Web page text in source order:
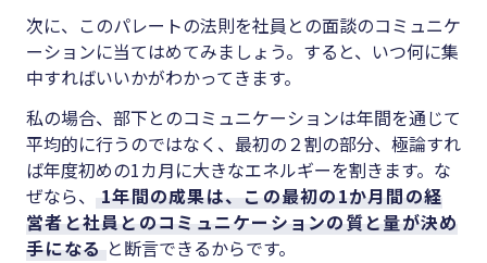
次に、このパレートの法則を社員との面談のコミュニケ
ーションに当てはめてみましょう。すると、いつ何に集
中すればいいかがわかってきます。
私の場合、部下とのコミュニケーションは年間を通じて
平均的に行うのではなく、最初の２割の部分、極論すれ
ば年度初めの1カ月に大きなエネルギーを割きます。な
ぜなら、
1年間の成果は、この最初の1か月間の経
営者と社員とのコミュニケーションの質と量が決め
手になる と断言できるからです。